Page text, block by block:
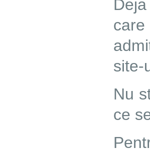
site-
Nu
ce